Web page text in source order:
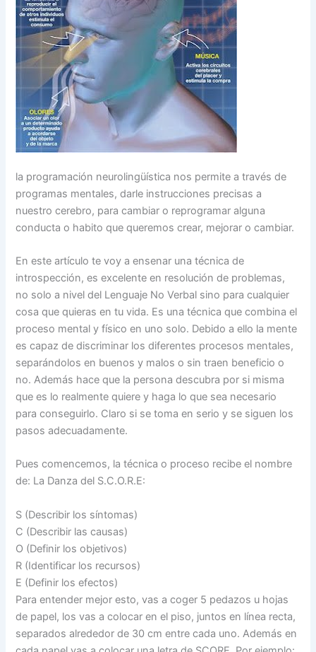
la programación neurolingüística nos permite a través de
programas mentales, darle instrucciones precisas a
nuestro cerebro, para cambiar o reprogramar alguna
conducta o habito que queremos crear, mejorar o cambiar.
En este artículo te voy a ensenar una técnica de
introspección, es excelente en resolución de problemas,
no solo a nivel del Lenguaje No Verbal sino para cualquier
cosa que quieras en tu vida. Es una técnica que combina el
proceso mental y físico en uno solo. Debido a ello la mente
es capaz de discriminar los diferentes procesos mentales,
separándolos en buenos y malos o sin traen beneficio o
no. Además hace que la persona descubra por si misma
que es lo realmente quiere y haga lo que sea necesario
para conseguirlo. Claro si se toma en serio y se siguen los
pasos adecuadamente.
Pues comencemos, la técnica o proceso recibe el nombre
de: La Danza del S.C.O.R.E:
S (Describir los síntomas)
C (Describir las causas)
O (Definir los objetivos)
R (Identificar los recursos)
E (Definir los efectos)
Para entender mejor esto, vas a coger 5 pedazos u hojas
de papel, los vas a colocar en el piso, juntos en línea recta,
separados alrededor de 30 cm entre cada uno. Además en